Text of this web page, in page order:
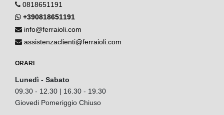
0818651191
+390818651191
info@ferraioli.com
assistenzaclienti@ferraioli.com
ORARI
Lunedì - Sabato
09.30 - 12.30 | 16.30 - 19.30
Giovedi Pomeriggio Chiuso